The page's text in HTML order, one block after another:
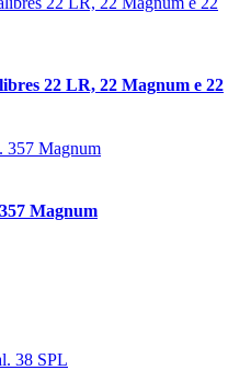
22 LR, 22 Magnum e 22
Magnum